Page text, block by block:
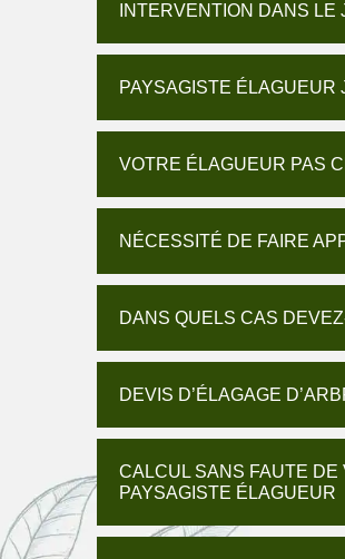
INTERVENTION DANS LE
PAYSAGISTE ÉLAGUEUR
VOTRE ÉLAGUEUR PAS
NÉCESSITÉ DE FAIRE
DANS QUELS CAS
DEVIS D’ÉLAGAGE
CALCUL SANS FAUTE
PAYSAGISTE ÉLAGUEUR